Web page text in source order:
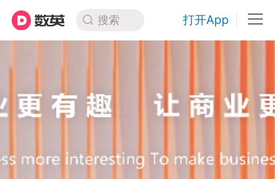
搜索 打开App